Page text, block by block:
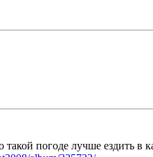
погоде лучше ездить